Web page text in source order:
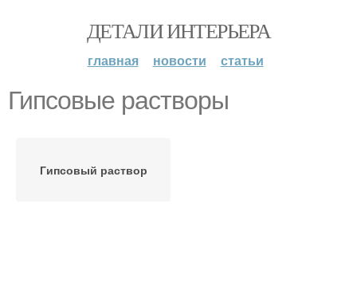
ДЕТАЛИ ИНТЕРЬЕРА
главная новости статьи
Гипсовые растворы
Гипсовый раствор